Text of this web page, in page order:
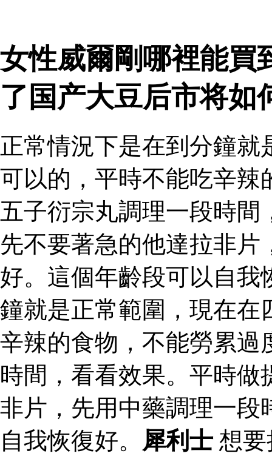
女性威爾剛哪裡能買
了国产大豆后市将如
正常情況下是在到分鐘
可以的，平時不能吃辛辣
五子衍宗丸調理一段時
先不要著急的他達拉非
好。這個年齡段可以自我
鐘就是正常範圍，現在在
辛辣的食物，不能勞累過
時間，看看效果。平時
非片，先用中藥調理一段
自我恢復好。 犀利士 想